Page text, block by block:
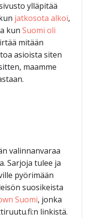
ylläpitää
jatkosota alkoi,
kun Suomi oli
mitään
asioista siten
maamme
valinnanvaraa
Sarjoja tulee ja
pyörimään
suosikeista
Suomi, jonka
linkistä.